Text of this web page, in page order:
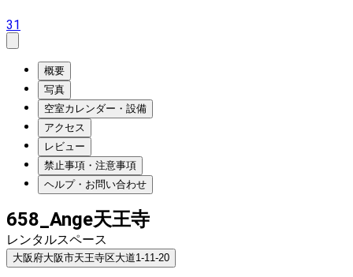
31
概要
写真
空室カレンダー・設備
アクセス
レビュー
禁止事項・注意事項
ヘルプ・お問い合わせ
658_Ange天王寺
レンタルスペース
大阪府大阪市天王寺区大道1-11-20